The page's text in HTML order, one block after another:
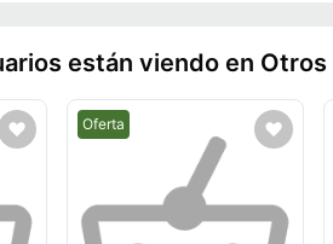
están viendo en Otros
Mejor precio.
Oferta